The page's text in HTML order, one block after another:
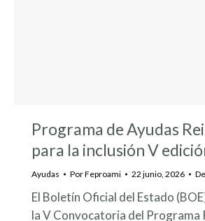
Programa de Ayudas
para la inclusión V
Ayudas PorFeproami 22 junio, 2026
El Boletín Oficial del Estado
la V Convocatoria del Programa